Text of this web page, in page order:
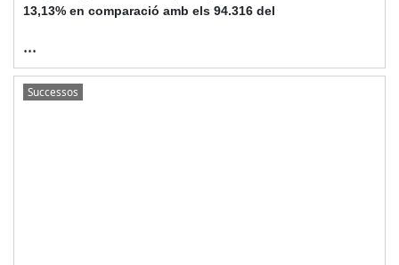
13,13% en comparació amb els 94.316 del
...
Successos